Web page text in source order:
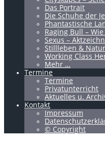
Das Portrait
Die Schuhe der
Phantastische
Raging Bull –
Sexus –
Stillleben &
Working Class
Mehr …
Termine
Termine
Privatunterricht
Aktuelles u.
Kontakt
Impressum
© Copyright